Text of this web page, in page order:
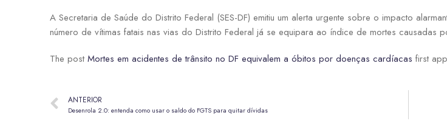
A Secretaria de Saúde do Distrito Federal (SES-DF) emitiu um alerta urgente sobre o impacto
número de vítimas fatais nas vias do Distrito Federal já se equipara ao índice de mortes
The post Mortes em acidentes de trânsito no DF equivalem a óbitos por doenças cardíacas first
ANTERIOR
Desenrola 2.0: entenda como usar o saldo do FGTS para quitar dívidas